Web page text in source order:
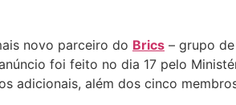
novo parceiro do Brics – grupo
foi feito no dia 17 pelo
adicionais, além dos cinco